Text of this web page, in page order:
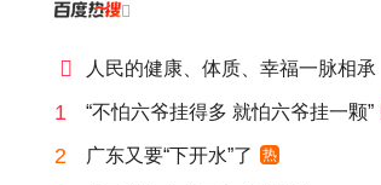

 人民的健康、体质、幸福一脉相承
1 “不怕六爷挂得多 就怕六爷挂一颗”
2 广东又要“下开水”了 热